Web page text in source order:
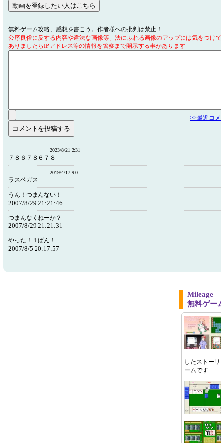
無料ゲーム攻略、感想を書こう。作者様への批判は禁止！
公序良俗に反する内容や違法な画像等、法にふれる画像のアップには気をつけ
ありましたらIPアドレス等の情報を警察まで開示する事があります
>>最近コ
2023/8/21 2:31
７８６７８６７８
2019/4/17 9:0
ラスベガス
うん！つまんない！
2007/8/29 21:21:46
つまんなくねーか？
2007/8/29 21:21:31
やった！１ばん！
2007/8/5 20:17:57
Mileage
無料ゲー
したストー
ームです